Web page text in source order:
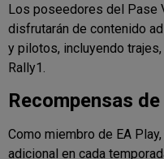
Los poseedores del Pase
disfrutarán de contenido
y pilotos, incluyendo
Rally1.
Recompensas
Como miembro de EA
adicional en cada